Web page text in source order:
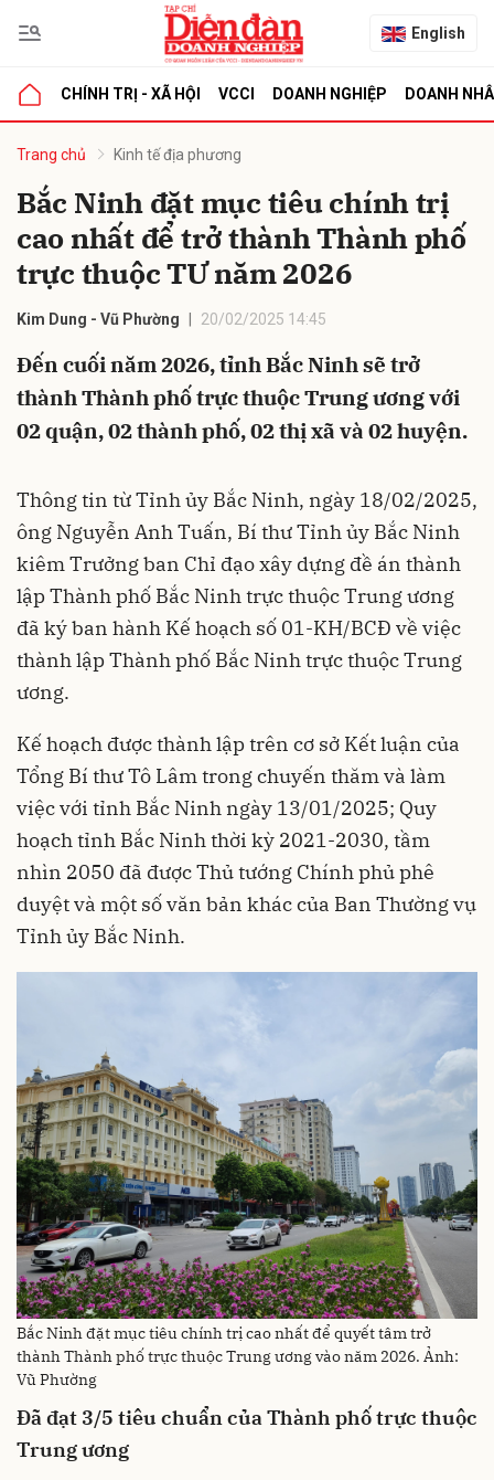
English
CHÍNH TRỊ - XÃ HỘI VCCI DOANH NGHIỆP DOANH
Trang chủ Kinh tế địa phương
Bắc Ninh đặt mục tiêu chính trị
cao nhất để trở thành Thành phố
trực thuộc TƯ năm 2026
Kim Dung - Vũ Phường 20/02/2025 14:45
Đến cuối năm 2026, tỉnh Bắc Ninh sẽ trở
thành Thành phố trực thuộc Trung ương với
02 quận, 02 thành phố, 02 thị xã và 02 huyện.
Thông tin từ Tỉnh ủy Bắc Ninh, ngày 18/02/2025,
ông Nguyễn Anh Tuấn, Bí thư Tỉnh ủy Bắc Ninh
kiêm Trưởng ban Chỉ đạo xây dựng đề án thành
lập Thành phố Bắc Ninh trực thuộc Trung ương
đã ký ban hành Kế hoạch số 01-KH/BCĐ về việc
thành lập Thành phố Bắc Ninh trực thuộc Trung
ương.
Kế hoạch được thành lập trên cơ sở Kết luận của
Tổng Bí thư Tô Lâm trong chuyến thăm và làm
việc với tỉnh Bắc Ninh ngày 13/01/2025; Quy
hoạch tỉnh Bắc Ninh thời kỳ 2021-2030, tầm
nhìn 2050 đã được Thủ tướng Chính phủ phê
duyệt và một số văn bản khác của Ban Thường vụ
Tỉnh ủy Bắc Ninh.
Bắc Ninh đặt mục tiêu chính trị cao nhất để quyết tâm trở
thành Thành phố trực thuộc Trung ương vào năm 2026. Ảnh:
Vũ Phường
Đã đạt 3/5 tiêu chuẩn của Thành phố trực thuộc
Trung ương
luận
Hủy